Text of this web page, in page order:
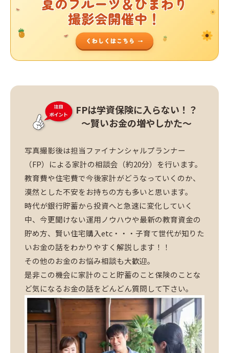
FPは学資保険に入らない！？
～賢いお金の増やしかた～
写真撮影後は担当ファイナンシャルプランナー
（FP）による家計の相談会（約20分）を行います。
教育費や住宅費で今後家計がどうなっていくのか、
漠然とした不安をお持ちの方も多いと思います。
時代が銀行貯蓄から投資へと急速に変化していく
中、今更聞けない運用ノウハウや最新の教育資金の
貯め方、賢い住宅購入etc・・・子育て世代が知りた
いお金の話をわかりやすく解説します！！
その他のお金のお悩み相談も大歓迎。
是非この機会に家計のこと貯蓄のこと保険のことな
ど気になるお金の話をどんどん質問して下さい。